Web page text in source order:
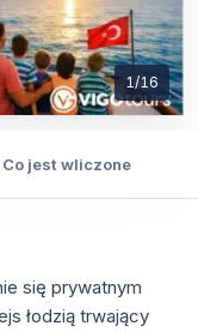
1/16
Co jest wliczone
się prywatnym
łodzią trwający